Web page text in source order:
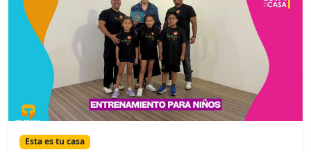
Esta es tu casa